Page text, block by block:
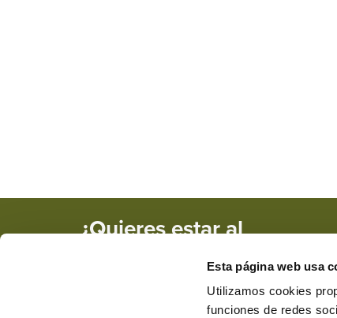
Esta página web usa
Utilizamos cookies
funciones de redes
¿Quieres estar al
promociones?